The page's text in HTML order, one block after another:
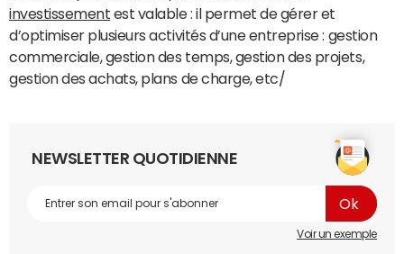
investissement est valable : il permet de gérer et
d’optimiser plusieurs activités d’une entreprise : gestion
commerciale, gestion des temps, gestion des projets,
gestion des achats, plans de charge, etc/
NEWSLETTER QUOTIDIENNE
Voir un exemple